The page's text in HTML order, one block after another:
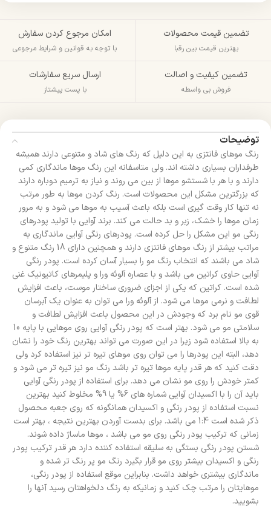
تضمین قیمت محصولات
بهترین قیمت بین رقبا
امکان مرجوع کردن سفارش
با توجه به قوانین و شرایط مرجوعی
تضمین کیفیت و اصالت
فروش بی واسطه
ارسال سریع سفارشات
با پست پیشتاز
توضیحات
رنگ موهای فانتزی به این دلیل که رنگ های شاد و متنوعی دارند همیشه
طرفداران بسیاری داشته اند. ولی متاسفانه این رنگ موها ماندگاری کمی
دارند و با هر با شستشو موها از بین می روند و نیاز به ترمیم دوباره دارند
که بزرگترین مشکل این محصولات است. رنگ کردن موها به طور مرتب
نه تنها کار وقت گیری است بلکه باعث آسیب به موها می شود و به مرور
زمان موها را خشک، زبر و بد حالت می کند. برند آوایی با تولید پودرهای
رنگی مو این مشکل را حل کرده است. پودرهای رنگی آوایی ماندگاری به
مراتب بیشتر از رنگ موهای فانتزی دارند و همچنین دارای 18 رنگ متنوع و
شاد می باشند که انتخاب رنگ مو را بسیار آسان کرده است. پودر رنگی
آوایی حاوی کراتین می باشد و با عصاره آلوئه ورا و پلیمرهای کاتیونیک غنی
شده است. کراتین که یکی از اجزای ضروری ساختار موست، باعث افزایش
لطافت و نرمی موها می شود. از آلوئه ورا می توان به عنوان یک آبرسان
قوی مو نام برد که وجودش در این محصول باعث افزایش لطافت و
سلامتی مو می شود. بهتر است که پودر رنگی آوایی روی موهایی با پایه 10
به بالا استفاده شود زیرا در این صورت می تواند بهترین رنگ خود را نشان
دهد، البته این پودرها را می توان روی موهای تیره تر نیز استفاده کرد ولی
دقت کنید که هر قدر پایه موها تیره تر باشد رنگ مو نیز تیره تر می شود و
کمتر خودش را روی مو نشان می دهد. برای استفاده از پودر رنگی آوایی
باید آن را با اکسیدان آوایی شماره های 6% یا 9% مخلوط کنید بهترین
نسبت استفاده از پودر رنگی و اکسیدان همانگونه که روی جعبه محصول
ذکر شده است 1:4 می باشد. برای بدست آوردن بهترین نتیجه ، بهتر است
زمانی که ترکیب پودر رنگی روی مو می باشد ، موها ماساژ داده شوند.
شستن پودر رنگی بستگی به سلیقه استفاده کننده دارد هر قدر ترکیب پودر
رنگی و اکسیدان بیشتر روی مو قرار بگیرد رنگ مو پر رنگ تر شده و
ماندگاری بیشتری خواهد داشت. بنابراین موقع استفاده از پودر رنگی،
موهایتان را مرتب چک کنید و زمانیکه به رنگ دلخواهتان رسید آنها را
بشویید.